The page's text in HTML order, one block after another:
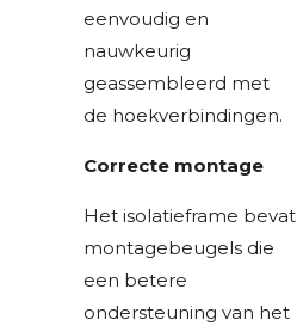
eenvoudig en
nauwkeurig
geassembleerd met
de hoekverbindingen.
Correcte montage
Het isolatieframe bevat
montagebeugels die
een betere
ondersteuning van het